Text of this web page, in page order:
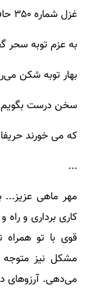
غزل شماره ۳۵۰ حافظ
به عزم توبه سحر
بهار توبه شکن
سخن درست بگویم
که می خورند
...
مهر ماهی عزیز...
کاری برداری و
قوی با تو
مشکل نیز متوجه
می‌دهی. آرزوهای